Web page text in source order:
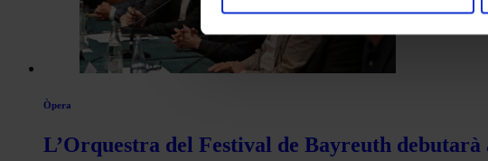
Òpera
L’Orquestra del Festival de Bayreuth